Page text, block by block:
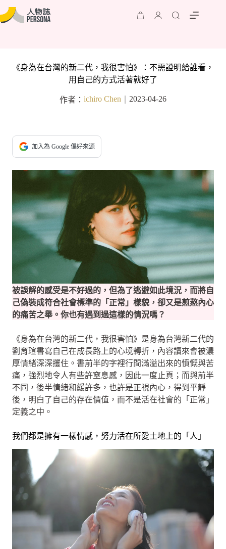
《身為在台灣的新二代，我很害怕》：不需證明給誰看，
用自己的方式活著就好了
作者： ichiro Chen 2023-04-26
加入為 Google 偏好來源
被誤解的感受是不好過的，但為了逃避如此境況，而將自
己偽裝成符合社會標準的「正常」樣貌，卻又是煎熬內心
的痛苦之舉。你也有遇到過這樣的情況嗎？
《身為在台灣的新二代，我很害怕》是身為台灣新二代的
劉育瑄書寫自己在成長路上的心境轉折，內容讀來會被濃
厚情緒深深攫住。書前半的字裡行間滿溢出來的憤慨與苦
痛，強烈地令人有些許窒息感，因此一度止頁；而與前半
不同，後半情緒和緩許多，也許是正視內心，得到平靜
後，明白了自己的存在價值，而不是活在社會的「正常」
定義之中。
我們都是擁有一樣情感，努力活在所愛土地上的「人」